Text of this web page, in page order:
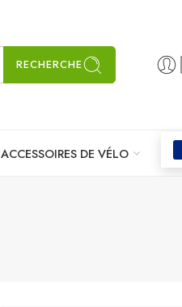
RECHERCHE
ACCESSOIRES DE VÉLO